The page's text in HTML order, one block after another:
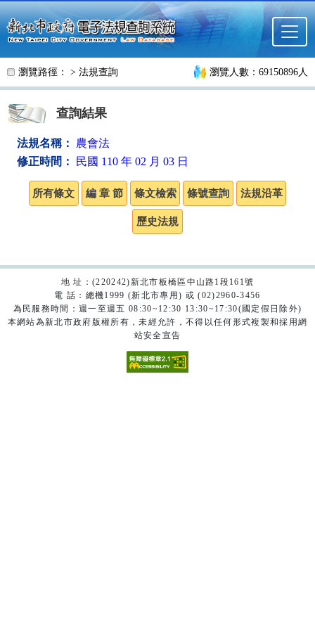
跳至主要內容
瀏覽路徑： > 法規查詢 瀏覽人數：69150896人
查詢結果
法規名稱：
農會法
修正時間：
民國 110 年 02 月 03 日
地 址：(220242)新北市板橋區中山路1段161號
電 話：總機1999 (新北市專用) 或 (02)2960-3456
為民服務時間：週一至週五 08:30~12:30 13:30~17:30(國定假日除外)
本網站為新北市政府版權所有，未經允許，不得以任何形式複製和採用網
站安全宣告